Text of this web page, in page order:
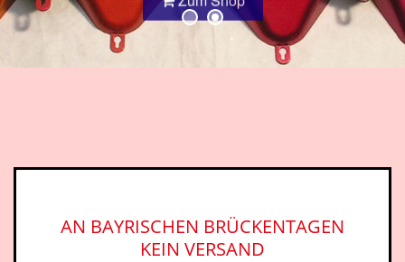
AN BAYRISCHEN BRÜCKENTAGEN
KEIN VERSAND